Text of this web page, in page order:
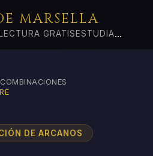
MARSELLA
LECTURA GRATIS ESTUDIA...
COMBINACIONES
DE ARCANOS